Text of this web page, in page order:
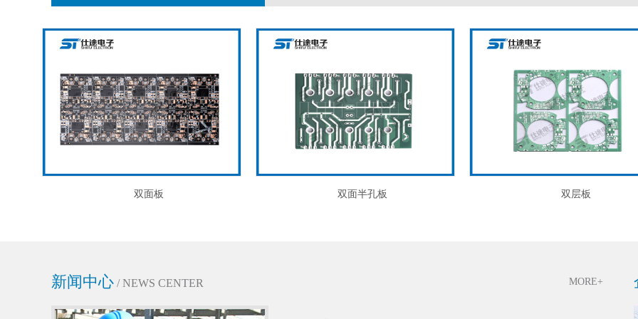
双面板 双面半孔板 双层板
新闻中心 / NEWS CENTER MORE+